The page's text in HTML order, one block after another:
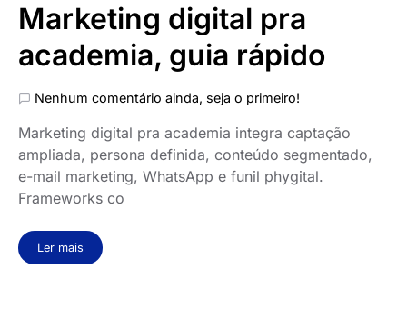
Marketing digital pra
academia, guia rápido
Nenhum comentário ainda, seja o primeiro!
Marketing digital pra academia integra captação
ampliada, persona definida, conteúdo segmentado,
e-mail marketing, WhatsApp e funil phygital.
Frameworks co
Ler mais